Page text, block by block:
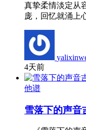
真挚柔情淡定从
庞，回忆就涌上
4天前
他谱
雪落下的声音